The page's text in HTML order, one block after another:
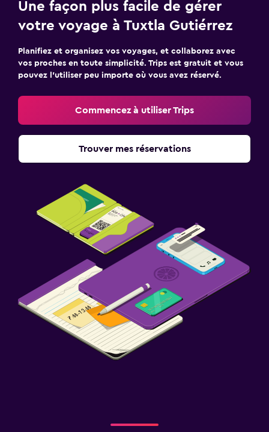
Une façon plus facile de gérer
votre voyage à Tuxtla Gutiérrez
Planifiez et organisez vos voyages, et collaborez avec
vos proches en toute simplicité. Trips est gratuit et vous
pouvez l’utiliser peu importe où vous avez réservé.
Commencez à utiliser Trips
Trouver mes réservations